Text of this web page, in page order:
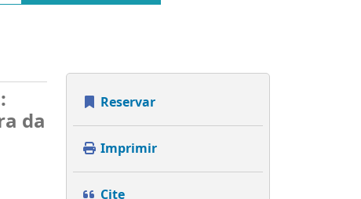
da
Reservar
Imprimir